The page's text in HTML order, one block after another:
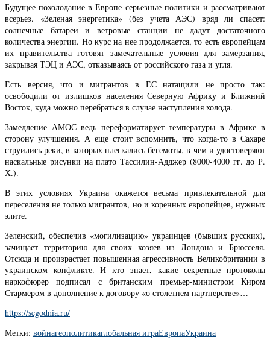
Будущее похолодание в Европе серьезные политики и рассматривают
всерьез. «Зеленая энергетика» (без учета АЭС) вряд ли спасет:
солнечные батареи и ветровые станции не дадут достаточного
количества энергии. Но курс на нее продолжается, то есть европейцам
их правительства готовят замечательные условия для замерзания,
закрывая ТЭЦ и АЭС, отказываясь от российского газа и угля.
Есть версия, что и мигрантов в ЕС натащили не просто так:
освободили от излишков населения Северную Африку и Ближний
Восток, куда можно перебраться в случае наступления холода.
Замедление АМОС ведь переформатирует температуры в Африке в
сторону улучшения. А еще стоит вспомнить, что когда-то в Сахаре
струились реки, в которых плескались бегемоты, в чем и удостоверяют
наскальные рисунки на плато Тассилин-Адджер (8000-4000 гг. до Р.
Х.).
В этих условиях Украина окажется весьма привлекательной для
переселения не только мигрантов, но и коренных европейцев, нужных
элите.
Зеленский, обеспечив «могилизацию» украинцев (бывших русских),
зачищает территорию для своих хозяев из Лондона и Брюсселя.
Отсюда и произрастает повышенная агрессивность Великобритании в
украинском конфликте. И кто знает, какие секретные протоколы
наркофюрер подписал с британским премьер-министром Киром
Стармером в дополнение к договору «о столетнем партнерстве»…
https://segodnia.ru/
Метки: войнагеополитикаглобальная играЕвропаУкраина